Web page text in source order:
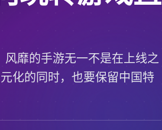
风靡的手游无一不是在上线之
化的同时，也要保留中国特